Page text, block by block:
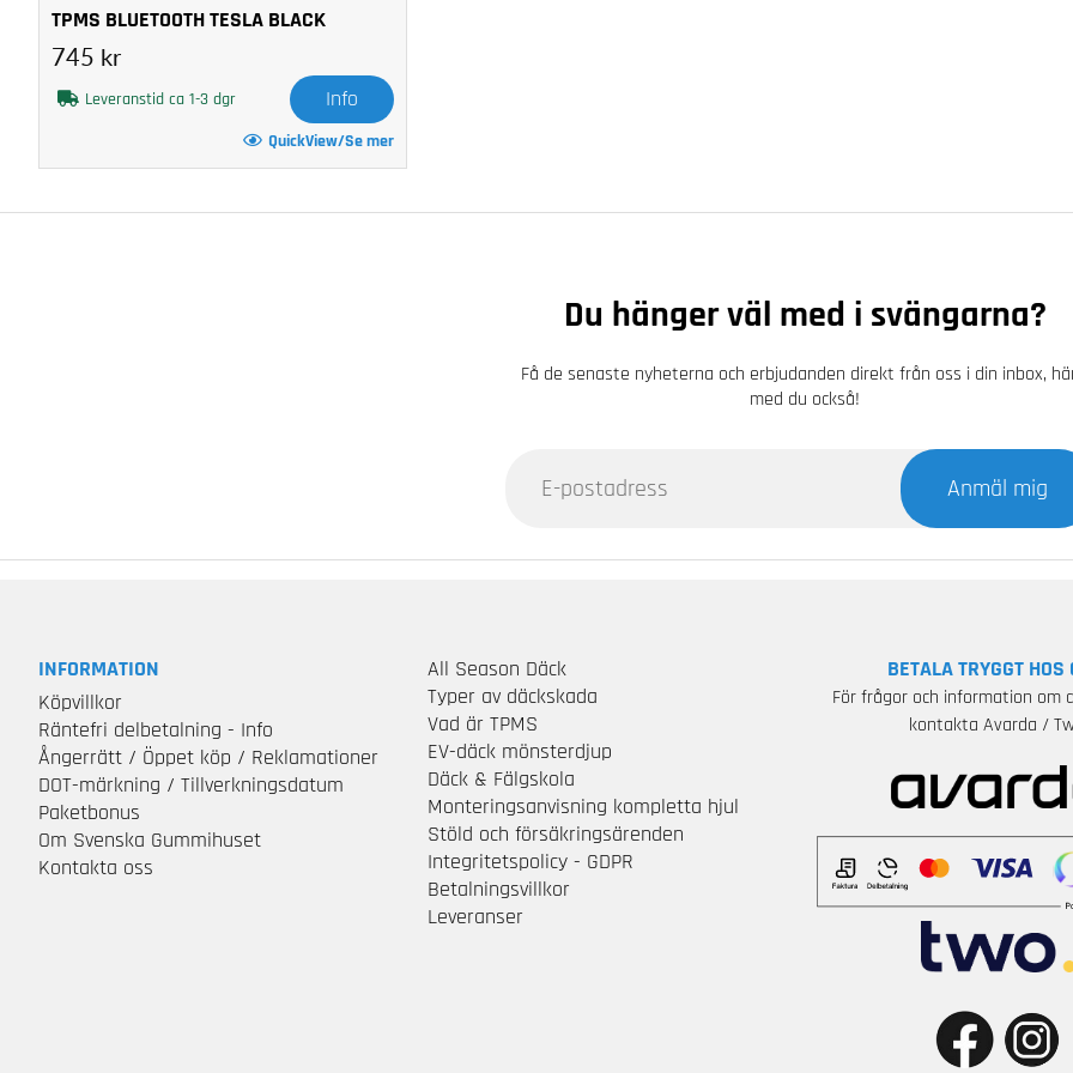
TPMS BLUETOOTH TESLA BLACK
745 kr
Leveranstid ca 1-3 dgr Info
QuickView/Se mer
Du hänger väl med i svängarna?
Få de senaste nyheterna och erbjudanden direkt från oss i din inbox,
med du också!
Anmäl mig
INFORMATION
Köpvillkor
Räntefri delbetalning - Info
Ångerrätt / Öppet köp / Reklamationer
DOT-märkning / Tillverkningsdatum
Paketbonus
Om Svenska Gummihuset
Kontakta oss
All Season Däck
Typer av däckskada
Vad är TPMS
EV-däck mönsterdjup
Däck & Fälgskola
Monteringsanvisning kompletta hjul
Stöld och försäkringsärenden
Integritetspolicy - GDPR
Betalningsvillkor
Leveranser
BETALA TRYGGT HOS
För frågor och information om
kontakta Avarda /